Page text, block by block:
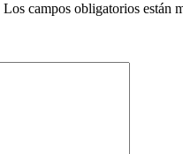
Los campos obligatorios están